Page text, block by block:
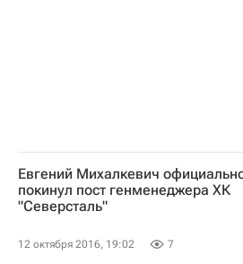
Евгений Михалкевич
покинул пост генменеджера ХК
"Северсталь"
12 октября 2016, 19:02 7